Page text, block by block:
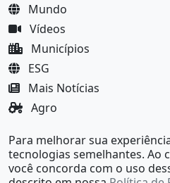
Mundo
Vídeos
Municípios
ESG
Mais Notícias
Agro
MundoBA Black
Para melhorar sua
tecnologias semelhantes. Ao
você concorda com o uso